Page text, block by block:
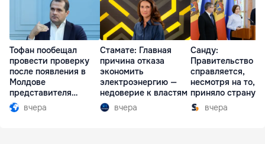
Тофан пообещал
провести проверку
после появления в
Молдове
представителя
Южной Осетии
вчера
Стамате: Главная
причина отказа
экономить
электроэнергию —
недоверие к властям
вчера
Санду:
Правительство
справляется,
несмотря на то,
приняло страну в
разгар кризиса
вчера